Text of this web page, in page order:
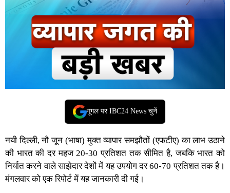
गूगल पर IBC24 News चुनें
नयी दिल्ली, नौ जून (भाषा) मुक्त व्यापार समझौतों (एफटीए) का लाभ उठाने
की भारत की दर महज 20-30 प्रतिशत तक सीमित है, जबकि भारत को
निर्यात करने वाले साझेदार देशों में यह उपयोग दर 60-70 प्रतिशत तक है।
मंगलवार को एक रिपोर्ट में यह जानकारी दी गई।